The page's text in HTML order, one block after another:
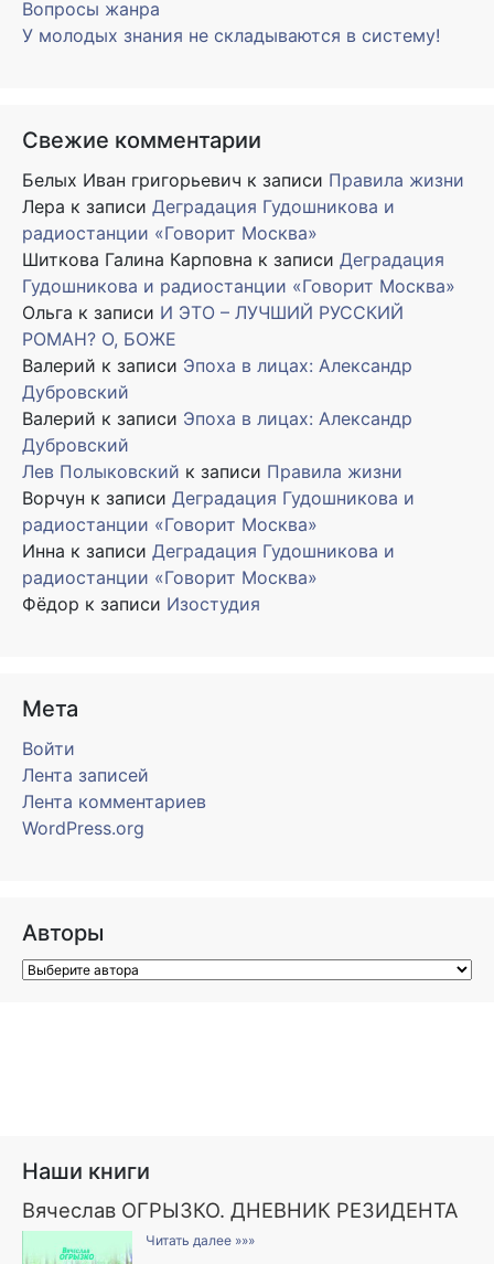
Вопросы жанра
У молодых знания не складываются в систему!
Свежие комментарии
Белых Иван григорьевич к записи Правила жизни
Лера к записи Деградация Гудошникова и
радиостанции «Говорит Москва»
Шиткова Галина Карповна к записи Деградация
Гудошникова и радиостанции «Говорит Москва»
Ольга к записи И ЭТО – ЛУЧШИЙ РУССКИЙ
РОМАН? О, БОЖЕ
Валерий к записи Эпоха в лицах: Александр
Дубровский
Валерий к записи Эпоха в лицах: Александр
Дубровский
Лев Полыковский к записи Правила жизни
Ворчун к записи Деградация Гудошникова и
радиостанции «Говорит Москва»
Инна к записи Деградация Гудошникова и
радиостанции «Говорит Москва»
Фёдор к записи Изостудия
Мета
Войти
Лента записей
Лента комментариев
WordPress.org
Авторы
Наши книги
Вячеслав ОГРЫЗКО. ДНЕВНИК РЕЗИДЕНТА
Читать далее »»»